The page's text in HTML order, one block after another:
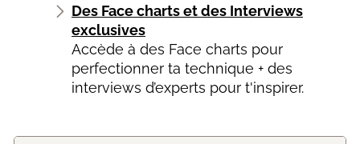
Des Face charts et des Interviews
exclusives
Accède à des Face charts pour
perfectionner ta technique + des
interviews d’experts pour t'inspirer.